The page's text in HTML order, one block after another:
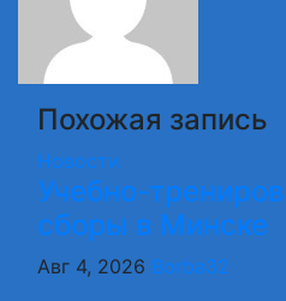
Похожая запись
Новости
Учебно-
сборы в Минске
Авг 4, 2026 Borba32